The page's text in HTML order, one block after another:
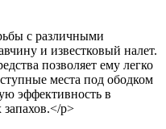
с различными
и известковый налет.
позволяет ему легко
места под ободком
эффективность в
p>